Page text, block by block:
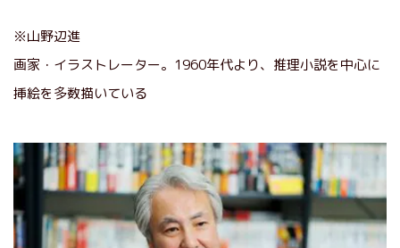
※山野辺進
画家・イラストレーター。1960年代より、推理小説を中心に
挿絵を多数描いている